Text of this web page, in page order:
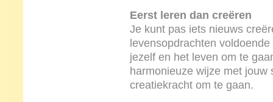
Eerst leren dan creëren
Je kunt pas iets nieuws
levensopdrachten
jezelf en het leven om te
harmonieuze wijze met
creatiekracht om te gaan.